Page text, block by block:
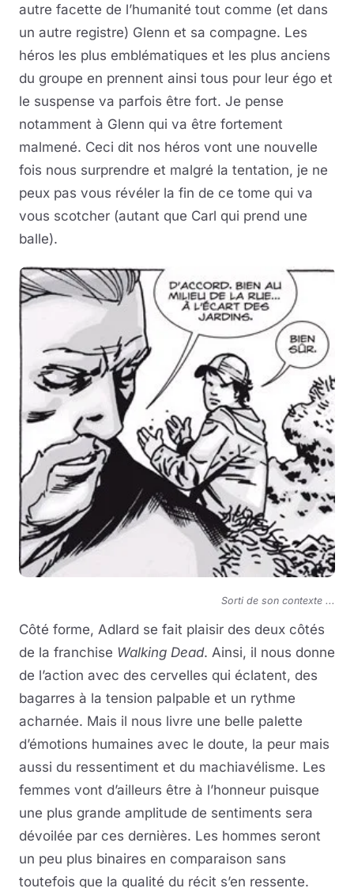
autre facette de l’humanité tout comme (et dans
un autre registre) Glenn et sa compagne. Les
héros les plus emblématiques et les plus anciens
du groupe en prennent ainsi tous pour leur égo et
le suspense va parfois être fort. Je pense
notamment à Glenn qui va être fortement
malmené. Ceci dit nos héros vont une nouvelle
fois nous surprendre et malgré la tentation, je ne
peux pas vous révéler la fin de ce tome qui va
vous scotcher (autant que Carl qui prend une
balle).
Sorti de son contexte ...
Côté forme, Adlard se fait plaisir des deux côtés
de la franchise Walking Dead. Ainsi, il nous donne
de l’action avec des cervelles qui éclatent, des
bagarres à la tension palpable et un rythme
acharnée. Mais il nous livre une belle palette
d’émotions humaines avec le doute, la peur mais
aussi du ressentiment et du machiavélisme. Les
femmes vont d’ailleurs être à l’honneur puisque
une plus grande amplitude de sentiments sera
dévoilée par ces dernières. Les hommes seront
un peu plus binaires en comparaison sans
toutefois que la qualité du récit s’en ressente.